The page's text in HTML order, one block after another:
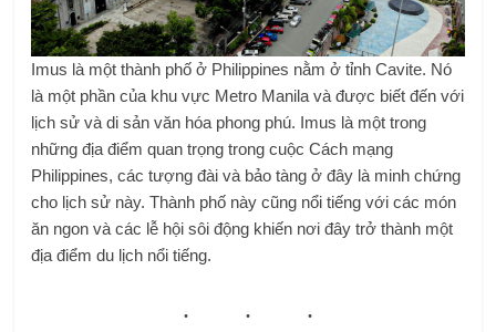
Imus là một thành phố ở Philippines nằm ở tỉnh Cavite. Nó
là một phần của khu vực Metro Manila và được biết đến với
lịch sử và di sản văn hóa phong phú. Imus là một trong
những địa điểm quan trọng trong cuộc Cách mạng
Philippines, các tượng đài và bảo tàng ở đây là minh chứng
cho lịch sử này. Thành phố này cũng nổi tiếng với các món
ăn ngon và các lễ hội sôi động khiến nơi đây trở thành một
địa điểm du lịch nổi tiếng.